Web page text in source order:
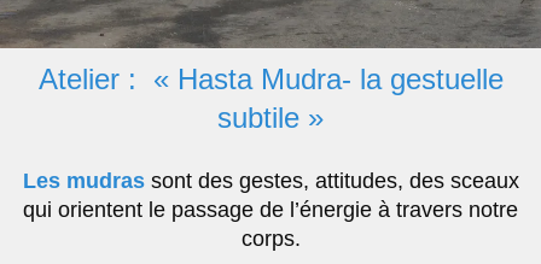
Atelier : « Hasta Mudra- la gestuelle
subtile »
Les mudrassont des gestes, attitudes, des sceaux
qui orientent le passage de l’énergie à travers notre
corps.